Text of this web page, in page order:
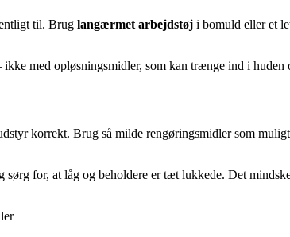
til. Brug langærmet arbejdstøj i bomuld eller et
med opløsningsmidler, som kan trænge ind i
korrekt. Brug så milde rengøringsmidler som
for, at låg og beholdere er tæt lukkede. Det